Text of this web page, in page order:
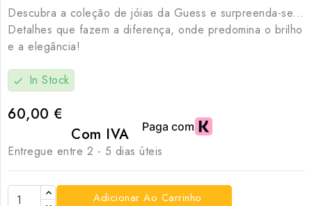
Descubra a coleção de jóias da Guess e surpreenda-se...
Detalhes que fazem a diferença, onde predomina o brilho
e a elegância!
check In Stock
60,00 €
Com IVA
Entregue entre 2 - 5 dias úteis
Adicionar Ao Carrinho